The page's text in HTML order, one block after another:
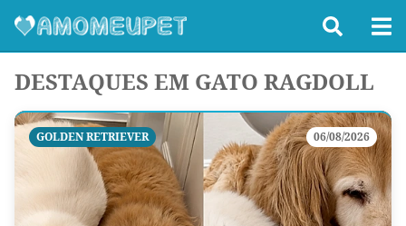
DESTAQUES EM GATO RAGDOLL
GOLDEN RETRIEVER 06/08/2026